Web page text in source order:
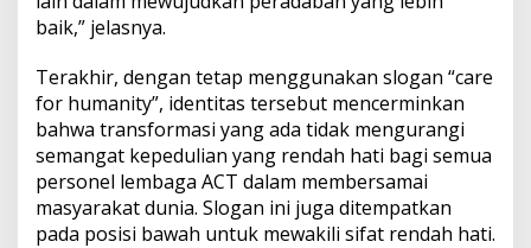
baik,” jelasnya.
Terakhir, dengan tetap menggunakan slogan “care
for humanity”, identitas tersebut mencerminkan
bahwa transformasi yang ada tidak mengurangi
semangat kepedulian yang rendah hati bagi semua
personel lembaga ACT dalam membersamai
masyarakat dunia. Slogan ini juga ditempatkan
pada posisi bawah untuk mewakili sifat rendah hati.